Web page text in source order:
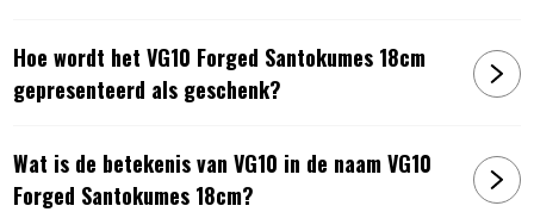
Hoe wordt het VG10 Forged Santokumes 18cm
gepresenteerd als geschenk?
Wat is de betekenis van VG10 in de naam VG10
Forged Santokumes 18cm?